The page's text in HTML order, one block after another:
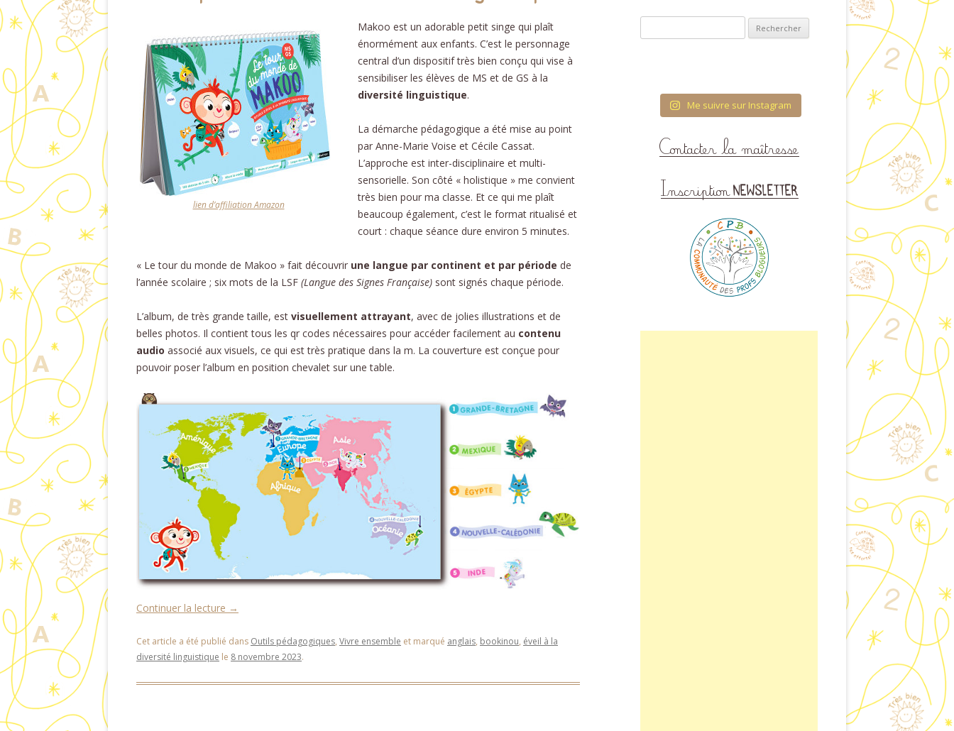
ET VISUELLES
NOMBRES ET QUANTITÉS
STRUCTURATION DU TEMPS
AU FIL DES SAISONS
RELATIONNELLE (ÉVAR) À
L’ÉCOLE MATERNELLE
SCHÉMA CORPOREL
CUISINER EN CLASSE
lien d’affiliation Amazon
Makoo est un adorable petit singe qui plaît
énormément aux enfants. C’est le personnage
central d’un dispositif très bien conçu qui vise à
sensibiliser les élèves de MS et de GS à la
diversité linguistique.
La démarche pédagogique a été mise au point
par Anne-Marie Voise et Cécile Cassat.
L’approche est inter-disciplinaire et multi-
sensorielle. Son côté « holistique » me convient
très bien pour ma classe. Et ce qui me plaît
beaucoup également, c’est le format ritualisé et
court : chaque séance dure environ 5 minutes.
« Le tour du monde de Makoo » fait découvrir une langue par continent et par période de
l’année scolaire ; six mots de la LSF (Langue des Signes Française) sont signés chaque période.
L’album, de très grande taille, est visuellement attrayant, avec de jolies illustrations et de
belles photos. Il contient tous les qr codes nécessaires pour accéder facilement au contenu
audio associé aux visuels, ce qui est très pratique dans la m. La couverture est conçue pour
pouvoir poser l’album en position chevalet sur une table.
Continuer la lecture →
Cet article a été publié dans Outils pédagogiques, Vivre ensemble et marqué anglais, bookinou, éveil à la
diversité linguistique le 8 novembre 2023.
Me suivre sur Instagram